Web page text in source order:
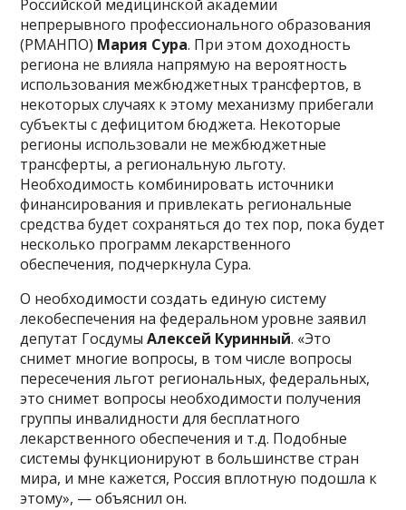
Российской медицинской академии
непрерывного профессионального образования
(РМАНПО) Мария Сура. При этом доходность
региона не влияла напрямую на вероятность
использования межбюджетных трансфертов, в
некоторых случаях к этому механизму прибегали
субъекты с дефицитом бюджета. Некоторые
регионы использовали не межбюджетные
трансферты, а региональную льготу.
Необходимость комбинировать источники
финансирования и привлекать региональные
средства будет сохраняться до тех пор, пока будет
несколько программ лекарственного
обеспечения, подчеркнула Сура.
О необходимости создать единую систему
лекобеспечения на федеральном уровне заявил
депутат ГосдумыАлексей Куринный. «Это
снимет многие вопросы, в том числе вопросы
пересечения льгот региональных, федеральных,
это снимет вопросы необходимости получения
группы инвалидности для бесплатного
лекарственного обеспечения и т.д. Подобные
системы функционируют в большинстве стран
мира, и мне кажется, Россия вплотную подошла к
этому», — объяснил он.